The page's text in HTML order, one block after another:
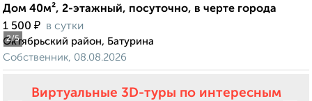
2/5
Дом 40м², 2-этажный, посуточно, в черте города
1 500 ₽ в сутки
Октябрьский район, Батурина
Собственник, 08.08.2026
Виртуальные 3D-туры по интересным